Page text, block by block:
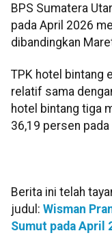
BPS Sumatera
pada April 2026
dibandingkan
TPK hotel bintang
relatif sama
hotel bintang tiga
36,19 persen
Berita ini telah
judul: Wisman
Sumut pada April